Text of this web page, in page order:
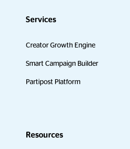
Services
Creator Growth Engine
Smart Campaign Builder
Partipost Platform
Resources